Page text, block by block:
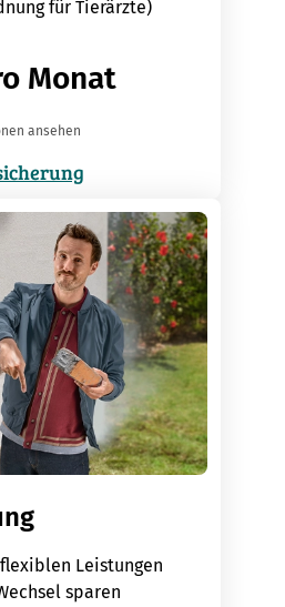
für Tierärzte)
Monat
ansehen
Leistungen
sparen